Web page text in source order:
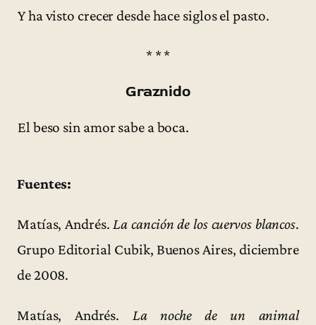
Y ha visto crecer desde hace siglos el pasto.
* * *
Graznido
El beso sin amor sabe a boca.
Fuentes:
Matías, Andrés.La canción de los cuervos blancos.
Grupo Editorial Cubik, Buenos Aires, diciembre
de 2008.
Matías, Andrés. La noche de un animal